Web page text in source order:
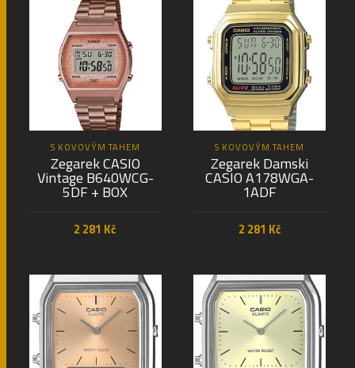
S KOVOVÝM TAHEM
Zegarek CASIO
Vintage B640WCG-
5DF + BOX
2 281 Kč
S KOVOVÝM TAHEM
Zegarek Damski
CASIO A178WGA-
1ADF
2 281 Kč